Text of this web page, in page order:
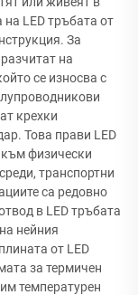
LED тръбата от
За
на
се износва с
крехки
Това прави LED
към физически
транспортни
са редовно
в LED тръбата
нейния
от LED
за термичен
температурен